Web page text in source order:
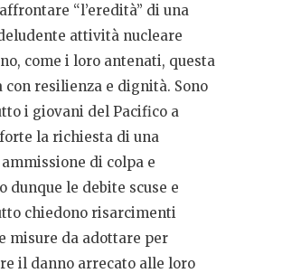
“l’eredità” di una
attività nucleare
come i loro antenati, questa
con resilienza e dignità. Sono
i giovani del Pacifico a
la richiesta di una
di colpa e
dunque le debite scuse e
chiedono risarcimenti
misure da adottare per
il danno arrecato alle loro